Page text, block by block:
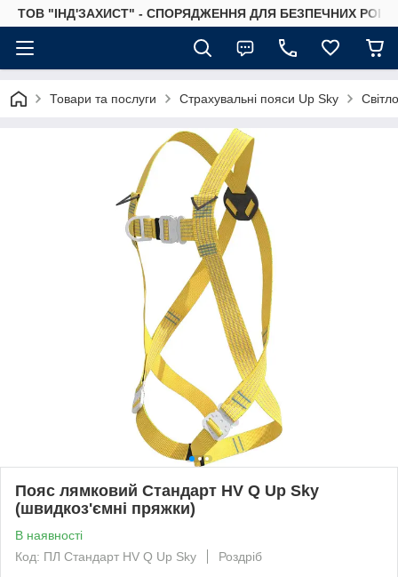
ТОВ "ІНД'ЗАХИСТ" - СПОРЯДЖЕННЯ ДЛЯ БЕЗПЕЧНИХ
Товари та послуги Страхувальні пояси Up Sky
Пояс лямковий Стандарт HV Q Up Sky
(швидкоз'ємні пряжки)
В наявності
Код: ПЛ Стандарт HV Q Up Sky
Роздріб